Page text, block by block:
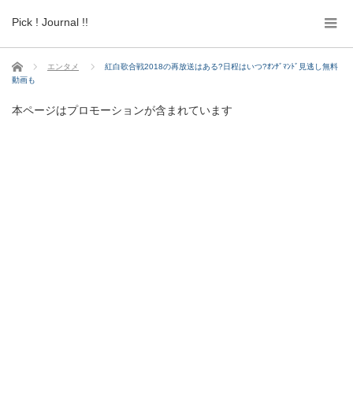
Pick ! Journal !!
ホーム エンタメ
紅白歌合戦2018の再放送はある?日程はいつ?ｵﾝﾃﾞﾏﾝﾄﾞ見逃し無料
動画も
本ページはプロモーションが含まれています